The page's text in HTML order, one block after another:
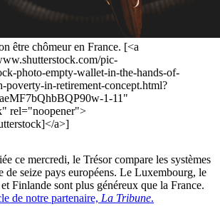
être chômeur en France. [<a
pic-
photo-empty-wallet-in-the-hands-of-
poverty-in-retirement-concept.html?
1-11"
rel="noopener">
a>]
ce mercredi, le Trésor compare les systèmes
de seize pays européens. Le Luxembourg, le
Finlande sont plus généreux que la France.
de notre partenaire, La Tribune.